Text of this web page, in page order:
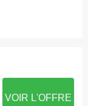
VOIR L'OFFRE